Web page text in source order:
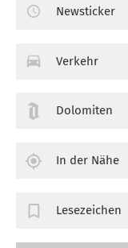
Newsticker
Verkehr
Dolomiten
In der Nähe
Lesezeichen